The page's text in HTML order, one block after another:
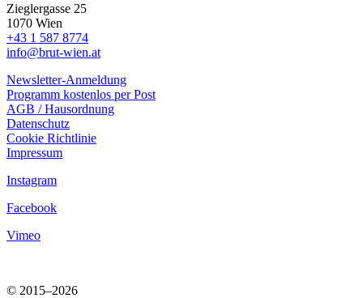
Zieglergasse 25
1070 Wien
+43 1 587 8774
info@brut-wien.at
Newsletter-Anmeldung
Programm kostenlos per Post
AGB / Hausordnung
Datenschutz
Cookie Richtlinie
Impressum
Instagram
Facebook
Vimeo
© 2015–2026